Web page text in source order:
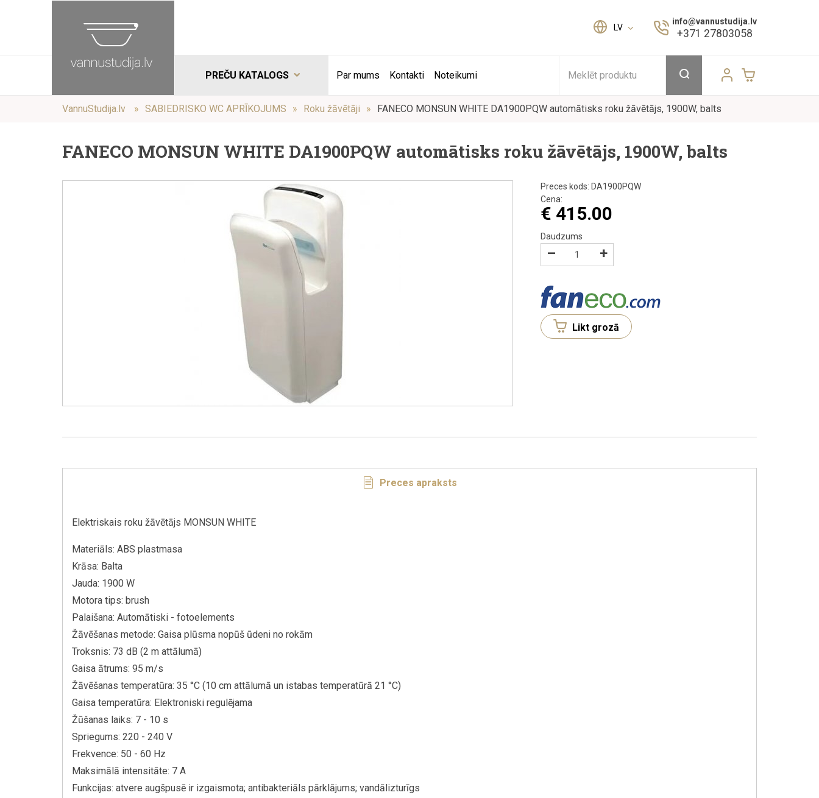
LV
info@vannustudija.lv
+371 27803058
PREČU KATALOGS Par mums Kontakti Noteikumi Meklēt produktu
VannuStudija.lv SABIEDRISKO WC APRĪKOJUMS Roku žāvētāji FANECO MONSUN WHITE DA1900PQW automātisks roku žāvētājs, 1900W, balts
FANECO MONSUN WHITE DA1900PQW automātisks roku žāvētājs, 1900W, balts
Preces kods: DA1900PQW
Cena:
€ 415.00
Daudzums
– +
Likt grozā
Preces apraksts
Elektriskais roku žāvētājs MONSUN WHITE
Materiāls: ABS plastmasa
Krāsa: Balta
Jauda: 1900 W
Motora tips: brush
Palaišana: Automātiski - fotoelements
Žāvēšanas metode: Gaisa plūsma nopūš ūdeni no rokām
Troksnis: 73 dB (2 m attālumā)
Gaisa ātrums: 95 m/s
Žāvēšanas temperatūra: 35 °C (10 cm attālumā un istabas temperatūrā 21 °C)
Gaisa temperatūra: Elektroniski regulējama
Žūšanas laiks: 7 - 10 s
Spriegums: 220 - 240 V
Frekvence: 50 - 60 Hz
Maksimālā intensitāte: 7 A
Funkcijas: atvere augšpusē ir izgaismota; antibakteriāls pārklājums; vandālizturīgs